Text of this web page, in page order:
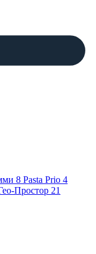
8 Pasta Prio 4
Простор 21